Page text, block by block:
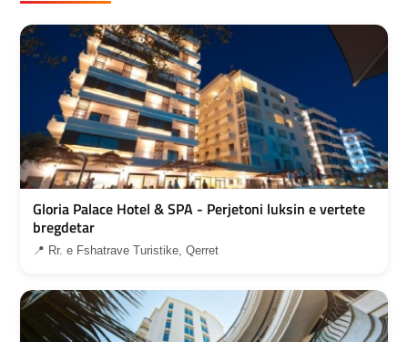
Gloria Palace Hotel & SPA - Perjetoni luksin e vertete
bregdetar
📍 Rr. e Fshatrave Turistike, Qerret